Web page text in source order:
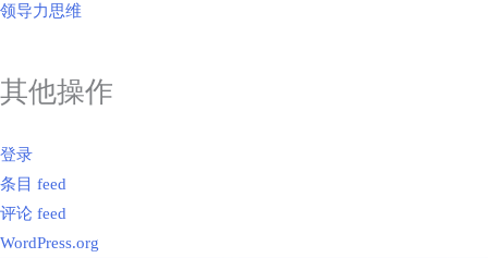
领导力思维
其他操作
登录
条目 feed
评论 feed
WordPress.org